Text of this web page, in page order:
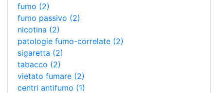
fumo (2)
fumo passivo (2)
nicotina (2)
patologie fumo-correlate (2)
sigaretta (2)
tabacco (2)
vietato fumare (2)
centri antifumo (1)